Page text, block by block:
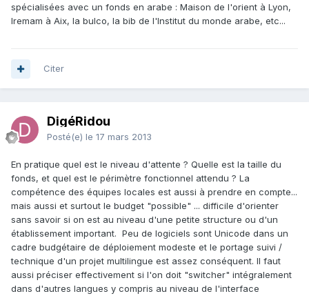
spécialisées avec un fonds en arabe : Maison de l'orient à Lyon,
Iremam à Aix, la bulco, la bib de l'Institut du monde arabe, etc...
Citer
DigéRidou
Posté(e) le 17 mars 2013
En pratique quel est le niveau d'attente ? Quelle est la taille du
fonds, et quel est le périmètre fonctionnel attendu ? La
compétence des équipes locales est aussi à prendre en compte...
mais aussi et surtout le budget "possible" ... difficile d'orienter
sans savoir si on est au niveau d'une petite structure ou d'un
établissement important. Peu de logiciels sont Unicode dans un
cadre budgétaire de déploiement modeste et le portage suivi /
technique d'un projet multilingue est assez conséquent. Il faut
aussi préciser effectivement si l'on doit "switcher" intégralement
dans d'autres langues y compris au niveau de l'interface